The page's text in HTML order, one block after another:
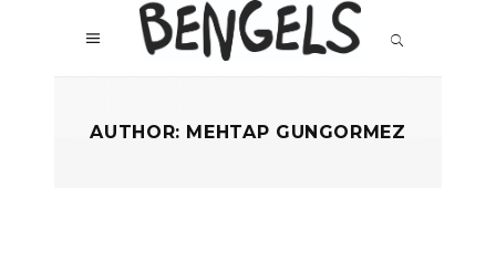
AUTHOR: MEHTAP GUNGORMEZ